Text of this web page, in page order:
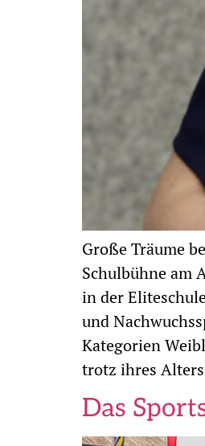
Große Träume
Schulbühne am
in der
und
Kategorien
trotz ihres
Das